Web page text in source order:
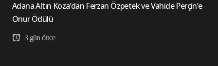
Adana Altın Koza’dan Ferzan Özpetek ve Vahide Perçin’e
Onur Ödülü
3 gün önce